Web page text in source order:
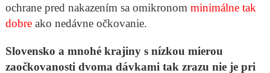
ochrane pred nakazením sa omikronom minimálne tak
dobreako nedávne očkovanie.
Slovensko a mnohé krajiny s nízkou mierou
zaočkovanosti dvoma dávkami tak zrazu nie je pri